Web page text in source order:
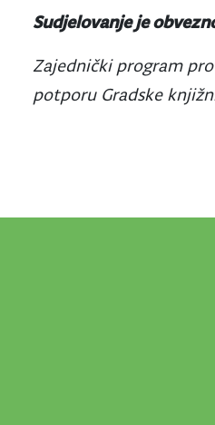
Sudjelovanje je
Zajednički program
potporu Gradske